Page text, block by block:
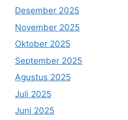
Desember 2025
November 2025
Oktober 2025
September 2025
Agustus 2025
Juli 2025
Juni 2025